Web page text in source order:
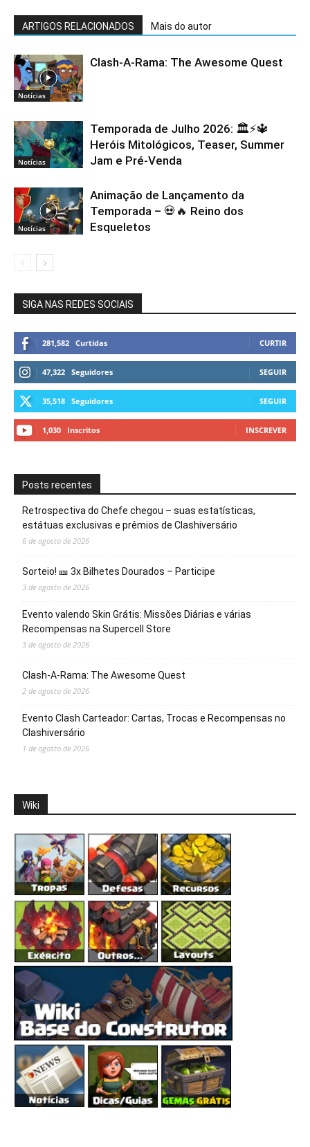
ARTIGOS RELACIONADOS Mais do autor
Notícias
Clash-A-Rama: The Awesome Quest
Notícias
Temporada de Julho 2026: 🏛️⚡️🔱
Heróis Mitológicos, Teaser, Summer
Jam e Pré-Venda
Notícias
Animação de Lançamento da
Temporada – 💀🔥 Reino dos
Esqueletos
SIGA NAS REDES SOCIAIS
281,582 Curtidas CURTIR
47,322 Seguidores SEGUIR
35,518 Seguidores SEGUIR
1,030 Inscritos INSCREVER
Posts recentes
Retrospectiva do Chefe chegou – suas estatísticas,
estátuas exclusivas e prêmios de Clashiversário
6 de agosto de 2026
Sorteio! 🎫 3x Bilhetes Dourados – Participe
3 de agosto de 2026
Evento valendo Skin Grátis: Missões Diárias e várias
Recompensas na Supercell Store
3 de agosto de 2026
Clash-A-Rama: The Awesome Quest
2 de agosto de 2026
Evento Clash Carteador: Cartas, Trocas e Recompensas no
Clashiversário
1 de agosto de 2026
Wiki